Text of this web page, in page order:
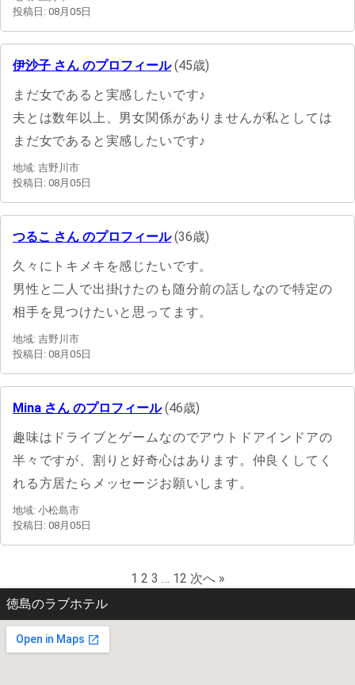
投稿日: 08月05日
伊沙子 さん のプロフィール(45歳)
まだ女であると実感したいです♪
夫とは数年以上、男女関係がありませんが私としては
まだ女であると実感したいです♪
地域: 吉野川市
投稿日: 08月05日
つるこ さん のプロフィール(36歳)
久々にトキメキを感じたいです。
男性と二人で出掛けたのも随分前の話しなので特定の
相手を見つけたいと思ってます。
地域: 吉野川市
投稿日: 08月05日
Mina さん のプロフィール(46歳)
趣味はドライブとゲームなのでアウトドアインドアの
半々ですが、割りと好奇心はあります。仲良くしてく
れる方居たらメッセージお願いします。
地域: 小松島市
投稿日: 08月05日
1 2 3 … 12 次へ »
徳島のラブホテル